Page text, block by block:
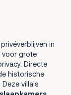
in
voor grote
Directe
historische
villa's